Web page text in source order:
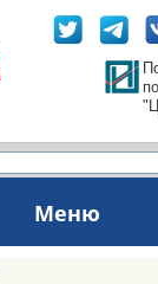
Меню